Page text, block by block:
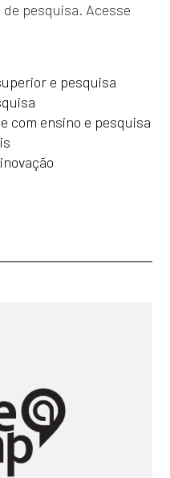
pesquisa. Acesse
e pesquisa
com ensino e pesquisa